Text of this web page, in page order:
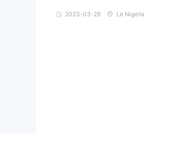
2023-03-28 Le Nigeria